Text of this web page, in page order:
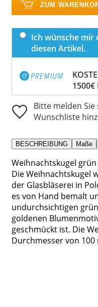
ZUM
Ich wünsche mir
diesen Artikel.
Bitte melden
Wunschliste
BESCHREIBUNG Maße
Weihnachtskugel
Die Weihnachtskugel
der Glasbläserei in
es von Hand bemalt
undurchsichtigen
goldenen
geschmückt ist. Die
Durchmesser von 100